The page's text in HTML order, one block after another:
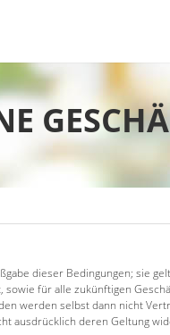
dieser Bedingungen; sie
für alle zukünftigen
werden selbst dann nicht
ausdrücklich deren Geltung